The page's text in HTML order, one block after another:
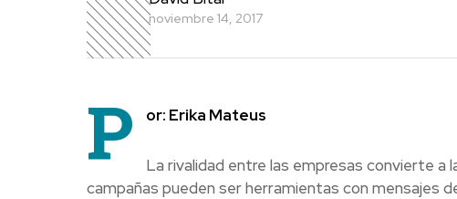
noviembre 14, 2017
P or: Erika Mateus
La rivalidad entre las empresas convierte a
campañas pueden ser herramientas con mensajes